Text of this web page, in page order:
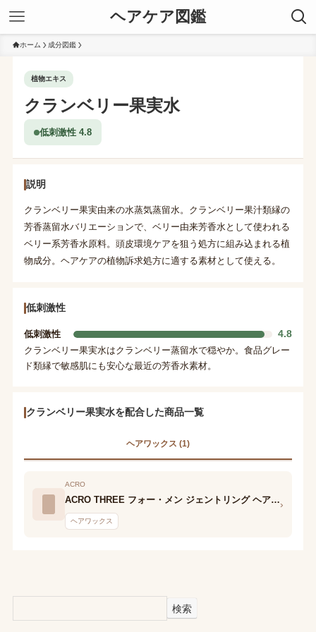
ヘアケア図鑑
ホーム 成分図鑑
植物エキス
クランベリー果実水
低刺激性 4.8
説明
クランベリー果実由来の水蒸気蒸留水。クランベリー果汁類縁の
芳香蒸留水バリエーションで、ベリー由来芳香水として使われる
ベリー系芳香水原料。頭皮環境ケアを狙う処方に組み込まれる植
物成分。ヘアケアの植物訴求処方に適する素材として使える。
低刺激性
低刺激性 4.8
クランベリー果実水はクランベリー蒸留水で穏やか。食品グレー
ド類縁で敏感肌にも安心な最近の芳香水素材。
クランベリー果実水を配合した商品一覧
ヘアワックス (1)
ACRO
ACRO THREE フォー・メン ジェントリング ヘア クリーム
ヘアワックス
›
検索